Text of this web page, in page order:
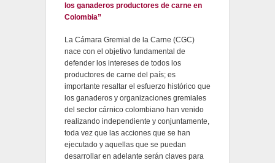
los ganaderos productores de carne en
Colombia”
La Cámara Gremial de la Carne (CGC)
nace con el objetivo fundamental de
defender los intereses de todos los
productores de carne del país; es
importante resaltar el esfuerzo histórico que
los ganaderos y organizaciones gremiales
del sector cárnico colombiano han venido
realizando independiente y conjuntamente,
toda vez que las acciones que se han
ejecutado y aquellas que se puedan
desarrollar en adelante serán claves para